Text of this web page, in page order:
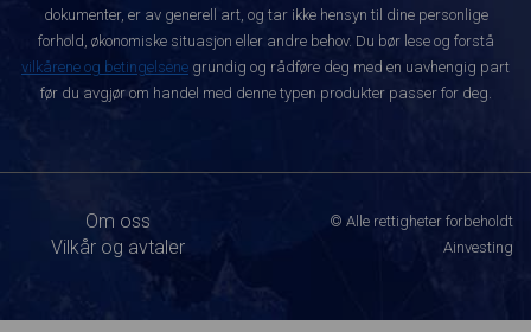
dokumenter, er av generell art, og tar ikke hensyn til dine personlige
forhold, økonomiske situasjon eller andre behov. Du bør lese og forstå
vilkårene og betingelsene grundig og rådføre deg med en uavhengig part
før du avgjør om handel med denne typen produkter passer for deg.
Om oss
Vilkår og avtaler
© Alle rettigheter forbeholdt
Ainvesting